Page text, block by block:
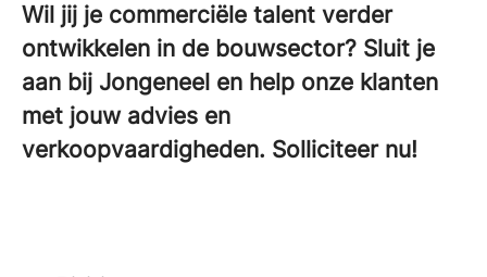
Wil jij je commerciële talent verder
ontwikkelen in de bouwsector? Sluit je
aan bij Jongeneel en help onze klanten
met jouw advies en
verkoopvaardigheden. Solliciteer nu!